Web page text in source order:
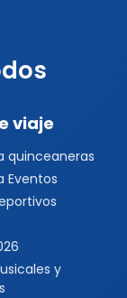
viaje
quinceaneras
Eventos
y